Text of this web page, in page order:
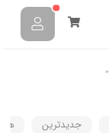
جدیدترین